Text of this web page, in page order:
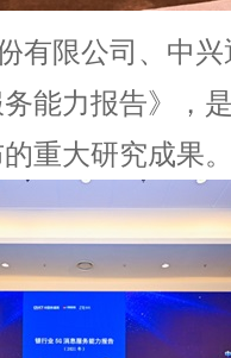
有限公司、中
能力报告》，
重大研究成果